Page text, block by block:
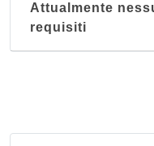
Attualmente
requisiti